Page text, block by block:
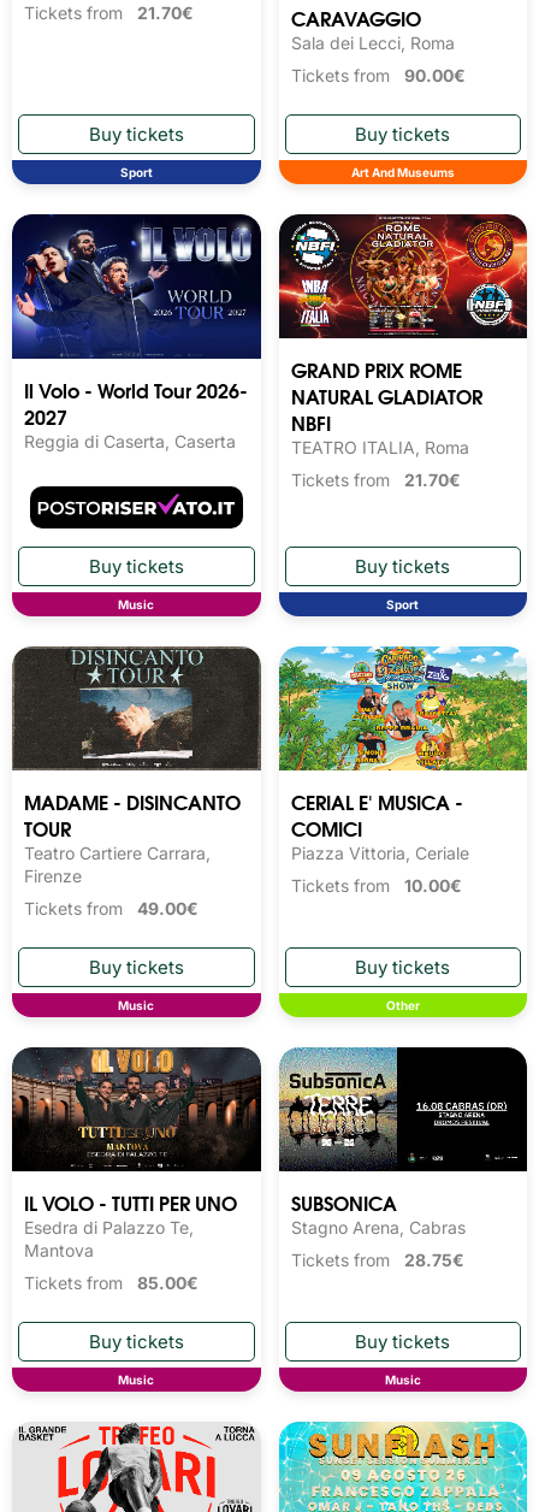
Tickets from 21.70€
Sport
CARAVAGGIO
Sala dei Lecci, Roma
Tickets from 90.00€
Art And Museums
Il Volo - World Tour 2026-
2027
Reggia di Caserta, Caserta
Music
GRAND PRIX ROME
NATURAL GLADIATOR
NBFI
TEATRO ITALIA, Roma
Tickets from 21.70€
Sport
MADAME - DISINCANTO
TOUR
Teatro Cartiere Carrara,
Firenze
Tickets from 49.00€
Music
CERIAL E' MUSICA -
COMICI
Piazza Vittoria, Ceriale
Tickets from 10.00€
Other
IL VOLO - TUTTI PER UNO
Esedra di Palazzo Te,
Mantova
Tickets from 85.00€
Music
SUBSONICA
Stagno Arena, Cabras
Tickets from 28.75€
Music